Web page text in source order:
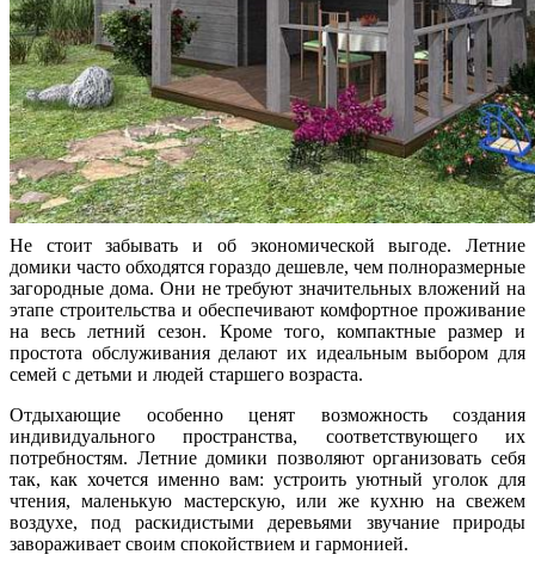
Не стоит забывать и об экономической выгоде. Летние
домики часто обходятся гораздо дешевле, чем полноразмерные
загородные дома. Они не требуют значительных вложений на
этапе строительства и обеспечивают комфортное проживание
на весь летний сезон. Кроме того, компактные размер и
простота обслуживания делают их идеальным выбором для
семей с детьми и людей старшего возраста.
Отдыхающие особенно ценят возможность создания
индивидуального пространства, соответствующего их
потребностям. Летние домики позволяют организовать себя
так, как хочется именно вам: устроить уютный уголок для
чтения, маленькую мастерскую, или же кухню на свежем
воздухе, под раскидистыми деревьями звучание природы
завораживает своим спокойствием и гармонией.